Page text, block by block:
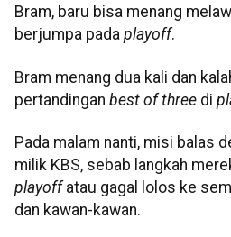
Bram, baru bisa menang
berjumpa pada playoff.
Bram menang dua kali dan
pertandingan best of three di
Pada malam nanti, misi balas
milik KBS, sebab langkah
playoffatau gagal lolos ke
dan kawan-kawan.